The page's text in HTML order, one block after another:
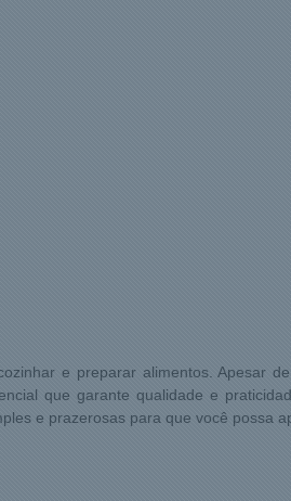
e preparar alimentos. Apesar
que garante qualidade e
e prazerosas para que você possa